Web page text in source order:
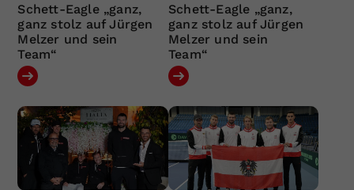
Schett-Eagle „ganz,
ganz stolz auf Jürgen
Melzer und sein
Team“
Schett-Eagle „ganz,
ganz stolz auf Jürgen
Melzer und sein
Team“